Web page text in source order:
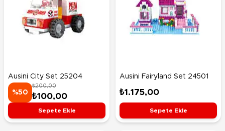
Ausini City Set 25204
%50
₺200,00
₺100,00
Sepete Ekle
Ausini Fairyland Set 24501
₺1.175,00
Sepete Ekle